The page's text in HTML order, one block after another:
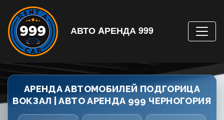
АВТО AРЕНДА 999
АРЕНДА АВТОМОБИЛЕЙ ПОДГОРИЦА
ВОКЗАЛ | АВТО АРЕНДА 999 ЧЕРНОГОРИЯ